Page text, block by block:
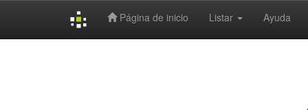
Página de inicio Listar Ayuda